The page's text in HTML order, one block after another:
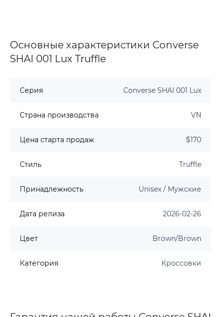
Основные характеристики Converse
SHAI 001 Lux Truffle
Серия Converse SHAI 001 Lux
Страна производства VN
Цена старта продаж $170
Стиль Truffle
Принадлежность Unisex / Мужские
Дата релиза 2026-02-26
Цвет Brown/Brown
Категория Кроссовки